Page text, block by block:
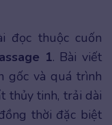
đọc thuộc cuốn
1. Bài viết
gốc và quá trình
thủy tinh, trải dài
thời đặc biệt